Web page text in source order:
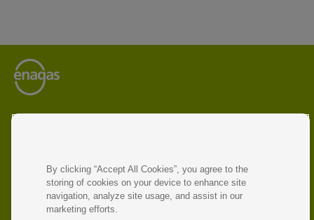
Enagás es el operador líder de infraestructuras energéticas
La compañía opera en siete países y participa en proyectos
destinados a impulsar la economía circular y promover la
transición energética y la descarbonización.
By clicking “Accept All Cookies”, you agree to the
storing of cookies on your device to enhance site
navigation, analyze site usage, and assist in our
marketing efforts.